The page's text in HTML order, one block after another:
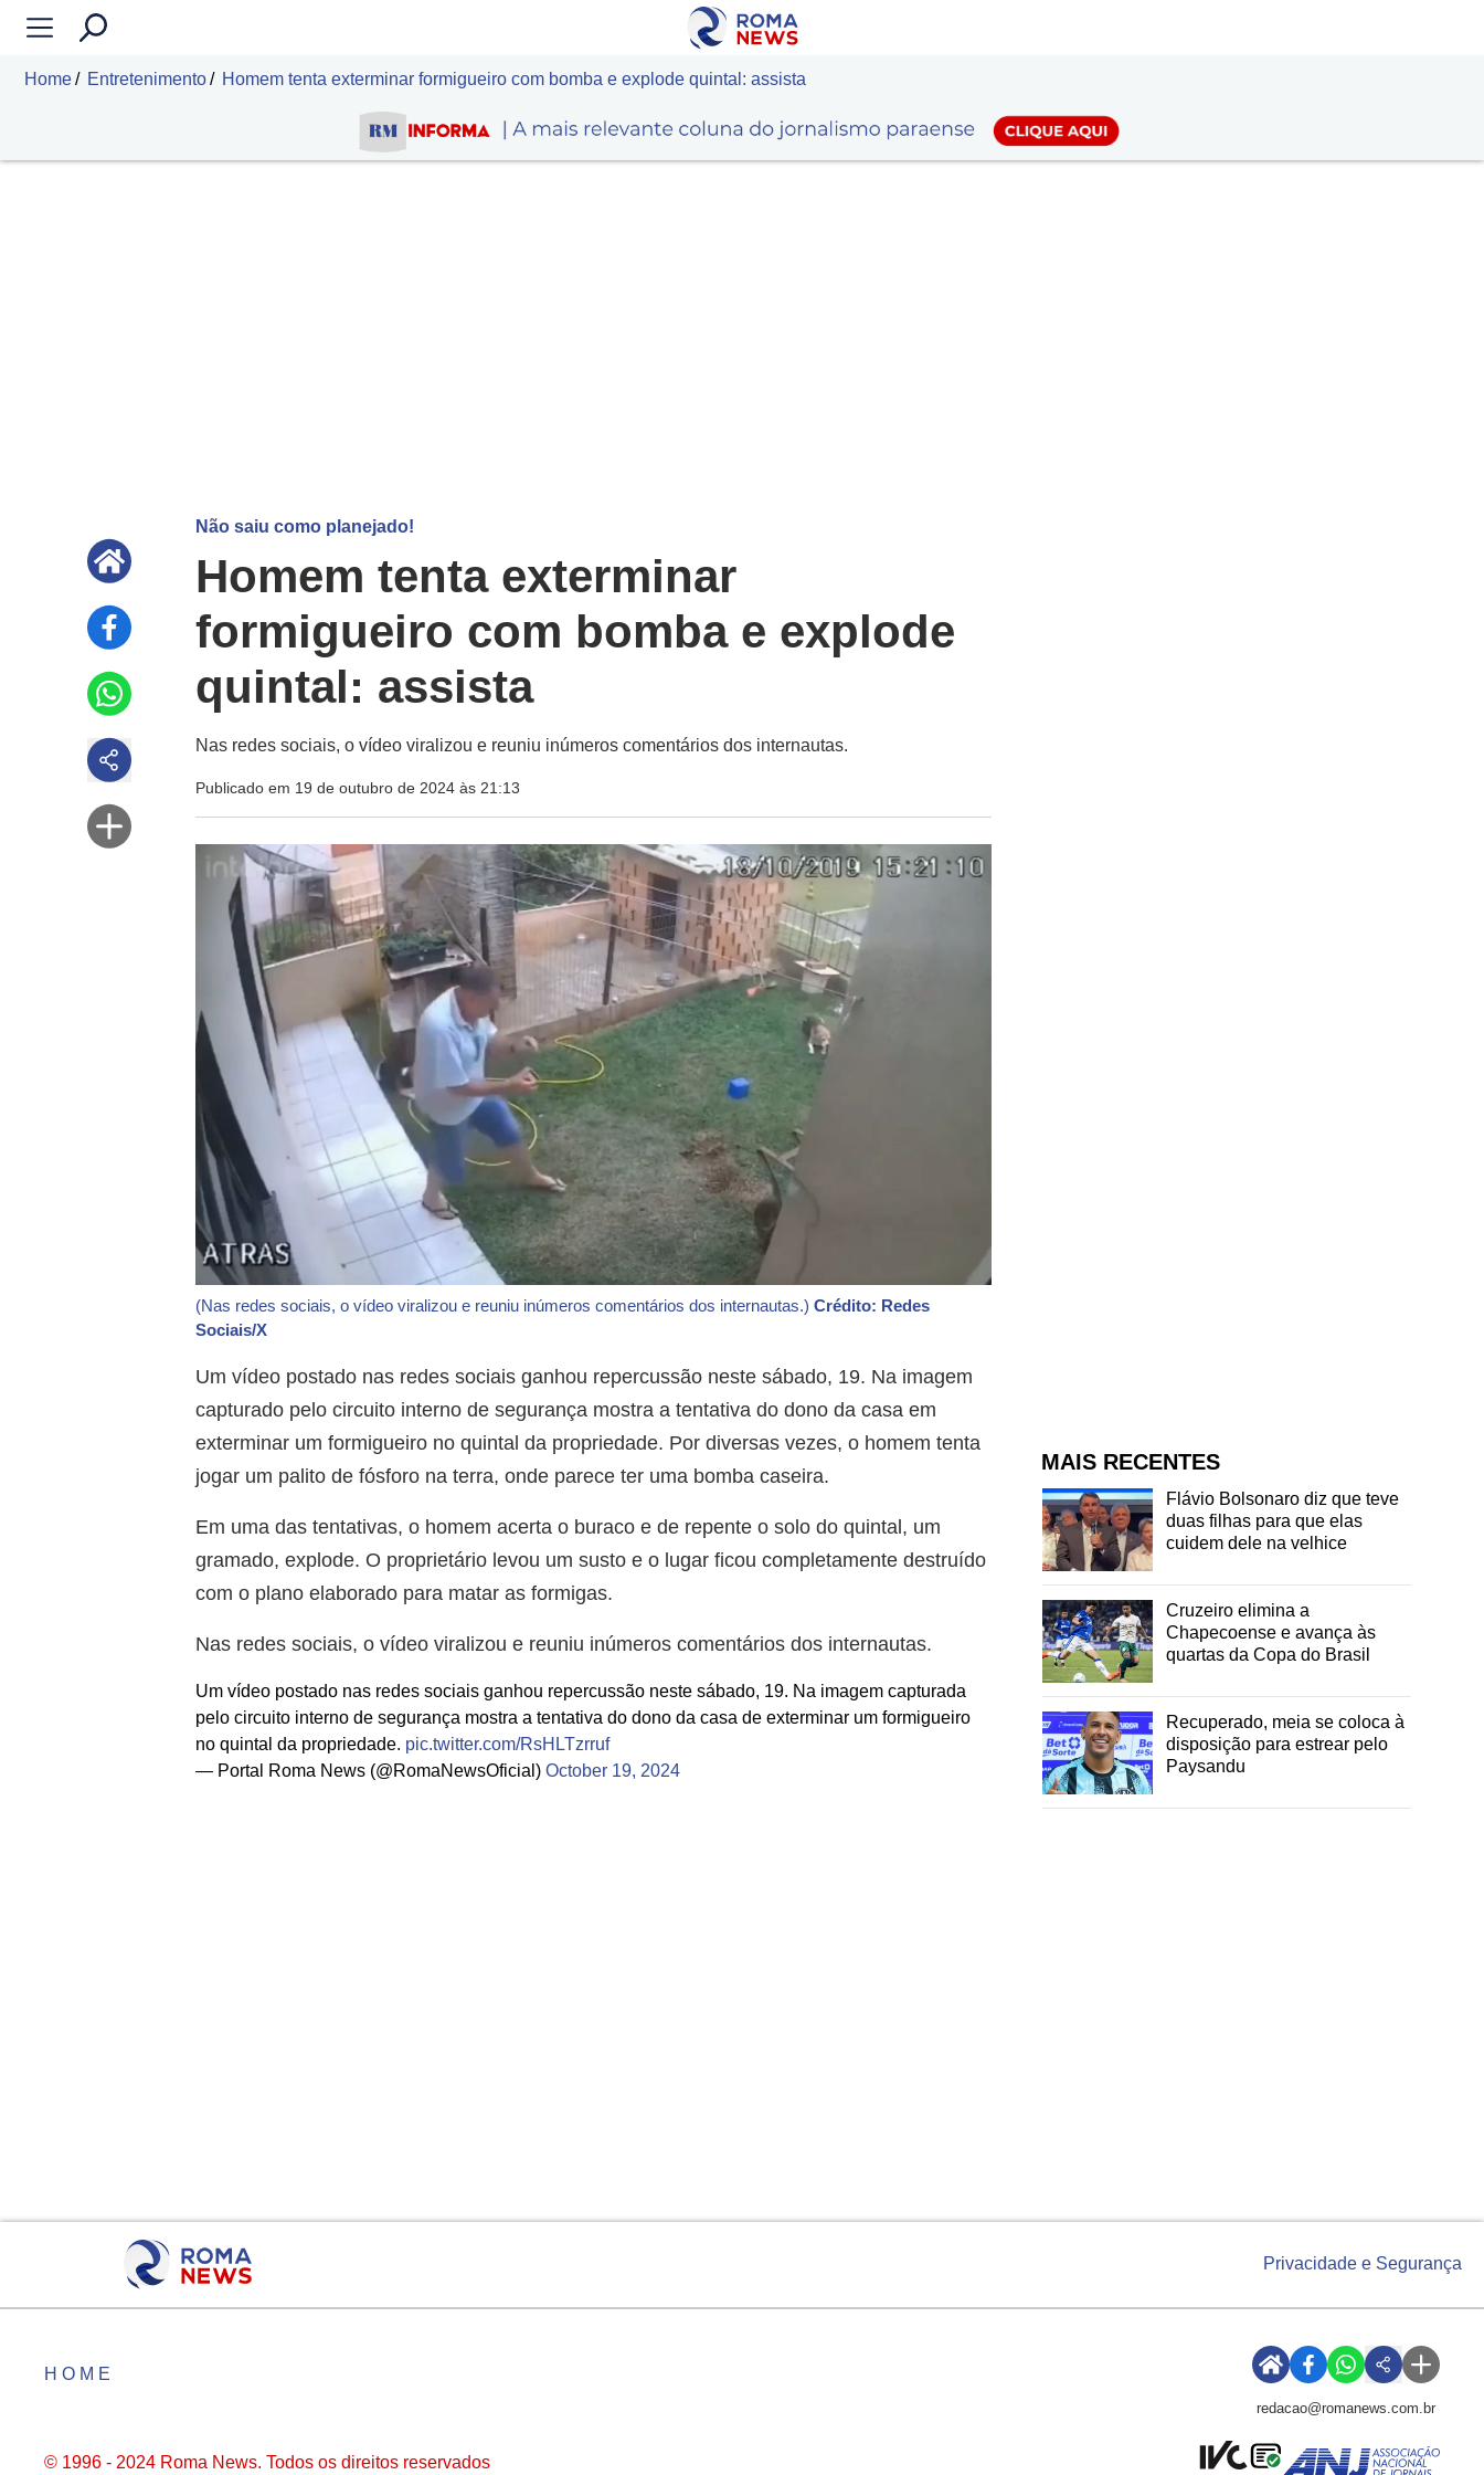
Home Entretenimento Homem tenta exterminar formigueiro com bomba e explode quintal: assista
Não saiu como planejado!
Homem tenta exterminar
formigueiro com bomba e explode
quintal: assista
Nas redes sociais, o vídeo viralizou e reuniu inúmeros comentários dos internautas.
Publicado em 19 de outubro de 2024 às 21:13
(Nas redes sociais, o vídeo viralizou e reuniu inúmeros comentários dos internautas.)Crédito: Redes
Sociais/X
Um vídeo postado nas redes sociais ganhou repercussão neste sábado, 19. Na imagem
capturado pelo circuito interno de segurança mostra a tentativa do dono da casa em
exterminar um formigueiro no quintal da propriedade. Por diversas vezes, o homem tenta
jogar um palito de fósforo na terra, onde parece ter uma bomba caseira.
Em uma das tentativas, o homem acerta o buraco e de repente o solo do quintal, um
gramado, explode. O proprietário levou um susto e o lugar ficou completamente destruído
com o plano elaborado para matar as formigas.
Nas redes sociais, o vídeo viralizou e reuniu inúmeros comentários dos internautas.
Um vídeo postado nas redes sociais ganhou repercussão neste sábado, 19. Na imagem capturada
pelo circuito interno de segurança mostra a tentativa do dono da casa de exterminar um formigueiro
no quintal da propriedade. pic.twitter.com/RsHLTzrruf
— Portal Roma News (@RomaNewsOficial)October 19, 2024
MAIS RECENTES
Flávio Bolsonaro diz que teve
duas filhas para que elas
cuidem dele na velhice
Cruzeiro elimina a
Chapecoense e avança às
quartas da Copa do Brasil
Recuperado, meia se coloca à
disposição para estrear pelo
Paysandu
Privacidade e Segurança
HOME
redacao@romanews.com.br
© 1996 - 2024 Roma News. Todos os direitos reservados